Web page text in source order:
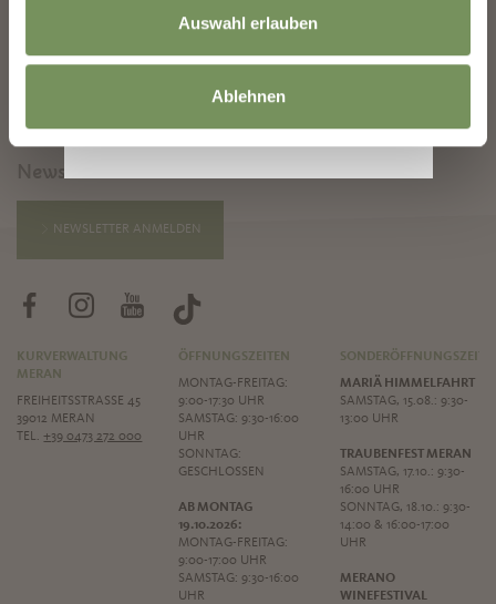
Auswahl erlauben
Ablehnen
BLEIB MIT UNS IN VERBINDUNG
News und Infos direkt in dein Postfach
NEWSLETTER ANMELDEN
KURVERWALTUNG
MERAN
FREIHEITSSTRASSE 45
39012 MERAN
TEL.+39 0473 272 000
ÖFFNUNGSZEITEN
MONTAG-FREITAG:
9:00-17:30 UHR
SAMSTAG: 9:30-16:00
UHR
SONNTAG:
GESCHLOSSEN
AB MONTAG
19.10.2026:
MONTAG-FREITAG:
9:00-17:00 UHR
SAMSTAG: 9:30-16:00
UHR
MARIÄ HIMMELFAHRT
SAMSTAG, 15.08.: 9:30-
13:00 UHR
TRAUBENFEST MERAN
SAMSTAG, 17.10.: 9:30-
16:00 UHR
SONNTAG, 18.10.: 9:30-
14:00 & 16:00-17:00
UHR
MERANO
WINEFESTIVAL